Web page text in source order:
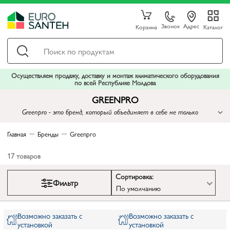
Корзина Звонок Адрес Каталог
Осуществляем продажу, доставку и монтаж климатического оборудования
по всей Республике Молдова
GREENPRO
Greenpro - это бренд, который объединяет в себе не только
Главная Бренды Greenpro
17товаров
Фильтр
Сортировка:
По умолчанию
Возможно заказать с
установкой
Возможно заказать с
установкой